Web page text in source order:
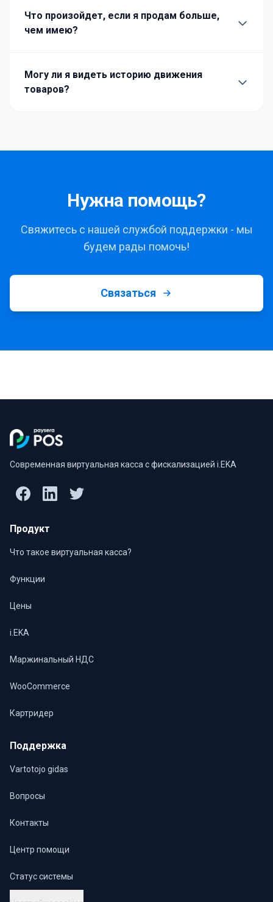
Что произойдет, если я продам больше,
чем имею?
Могу ли я видеть историю движения
товаров?
Нужна помощь?
Свяжитесь с нашей службой поддержки - мы
будем рады помочь!
Связаться
Современная виртуальная касса с фискализацией i.EKA
Продукт
Что такое виртуальная касса?
Функции
Цены
i.EKA
Маржинальный НДС
WooCommerce
Картридер
Поддержка
Vartotojo gidas
Вопросы
Контакты
Центр помощи
Статус системы